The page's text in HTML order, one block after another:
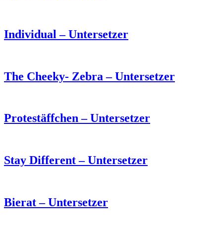
Individual – Untersetzer
The Cheeky- Zebra – Untersetzer
Protestäffchen – Untersetzer
Stay Different – Untersetzer
Bierat – Untersetzer